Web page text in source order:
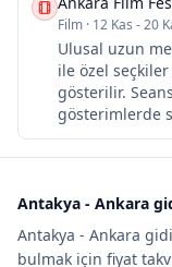
Film · 12 Kas - 20
Ulusal uzun
ile özel
gösterilir.
gösterimlerde
Antakya - Ankara
Antakya - Ankara
bulmak için fiyat